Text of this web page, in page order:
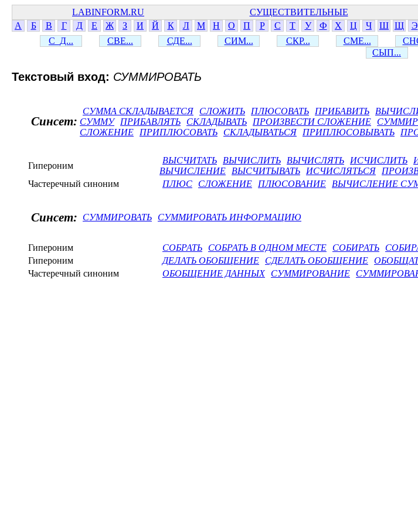
LABINFORM.RU СУЩЕСТВИТЕЛЬНЫЕ
А
Б В Г Д Е Ж З И Й К Л М Н О П Р С Т У Ф Х Ц Ч Ш Щ Э
С_Д...
СВЕ... СДЕ... СИМ... СКР... СМЕ...
СЫП...
Текстовый вход: СУММИРОВАТЬ
Синсет:
СУММА СКЛАДЫВАЕТСЯ СЛОЖИТЬ ПЛЮСОВАТЬ ПРИБАВИТЬ
СУММУ
ПРИБАВЛЯТЬ СКЛАДЫВАТЬ ПРОИЗВЕСТИ СЛОЖЕНИЕ
СЛОЖЕНИЕ
ПРИПЛЮСОВАТЬ СКЛАДЫВАТЬСЯ ПРИПЛЮСОВЫВАТЬ
Гипероним
ВЫСЧИТАТЬ ВЫЧИСЛИТЬ ВЫЧИСЛЯТЬ ИСЧИСЛИТЬ
ВЫЧИСЛЕНИЕ
ВЫСЧИТЫВАТЬ ИСЧИСЛЯТЬСЯ
Частеречный синоним
ПЛЮС СЛОЖЕНИЕ ПЛЮСОВАНИЕ ВЫЧИСЛЕНИЕ
Синсет: СУММИРОВАТЬ СУММИРОВАТЬ ИНФОРМАЦИЮ
Гипероним СОБРАТЬ СОБРАТЬ В ОДНОМ МЕСТЕ СОБИРАТЬ
Гипероним
ДЕЛАТЬ ОБОБЩЕНИЕ СДЕЛАТЬ ОБОБЩЕНИЕ
Частеречный синоним
ОБОБЩЕНИЕ ДАННЫХ СУММИРОВАНИЕ